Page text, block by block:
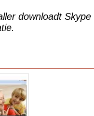
downloadt